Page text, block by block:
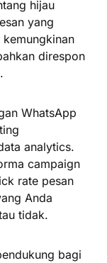
hijau
yang
direspon
WhatsApp
analytics.
campaign
rate pesan
Anda
tidak.
bagi